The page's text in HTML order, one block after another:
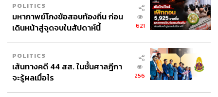
POLITICS
มหากาพย์โกงข้อสอบท้องถิ่น ก่อน
เดินหน้าสู่จุดจบในสัปดาห์นี้
621
POLITICS
เส้นทางคดี 44 สส. ในชั้นศาลฎีกา
จะรู้ผลเมื่อไร
256